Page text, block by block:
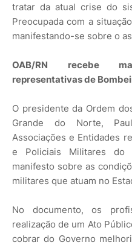
tratar da atual crise do
Preocupada com a
manifestando-se sobre o
OAB/RN recebe
representativas de
O presidente da Ordem
Grande do Norte,
Associações e Entidades
e Policiais Militares
manifesto sobre as
militares que atuam no
No documento, os
realização de um Ato
cobrar do Governo